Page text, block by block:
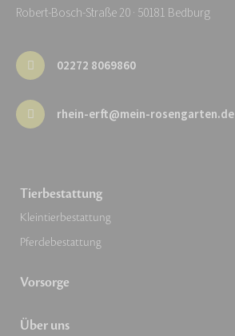
Robert-Bosch-Straße 20 · 50181 Bedburg
02272 8069860
rhein-erft@mein-rosengarten.de
Tierbestattung
Kleintierbestattung
Pferdebestattung
Vorsorge
Über uns